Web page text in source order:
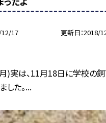
17 更新日 2018/
)実は、11月18日に学校の
した。...